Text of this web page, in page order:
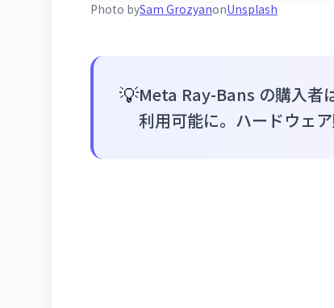
Photo bySam GrozyanonUnsplash
💡Meta Ray-Bans の購入者
利用可能に。ハードウェ